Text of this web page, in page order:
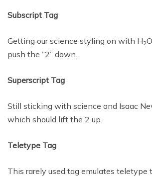
Subscript Tag
Getting our science styling on with H2
push the “2” down.
Superscript Tag
Still sticking with science and Isaac
which should lift the 2 up.
Teletype Tag
This rarely used tag emulates teletype